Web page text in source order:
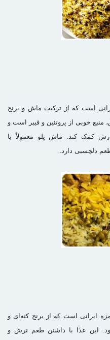
است که از ترکیب ماش و برنج
خوبی از پروتئین و فیبر است و
کمک کند. ماش پلو معمولاً با
دلچسبی دارد.
ایرانی است که از برنج کته‌ای و
این غذا با داشتن طعم ترش و